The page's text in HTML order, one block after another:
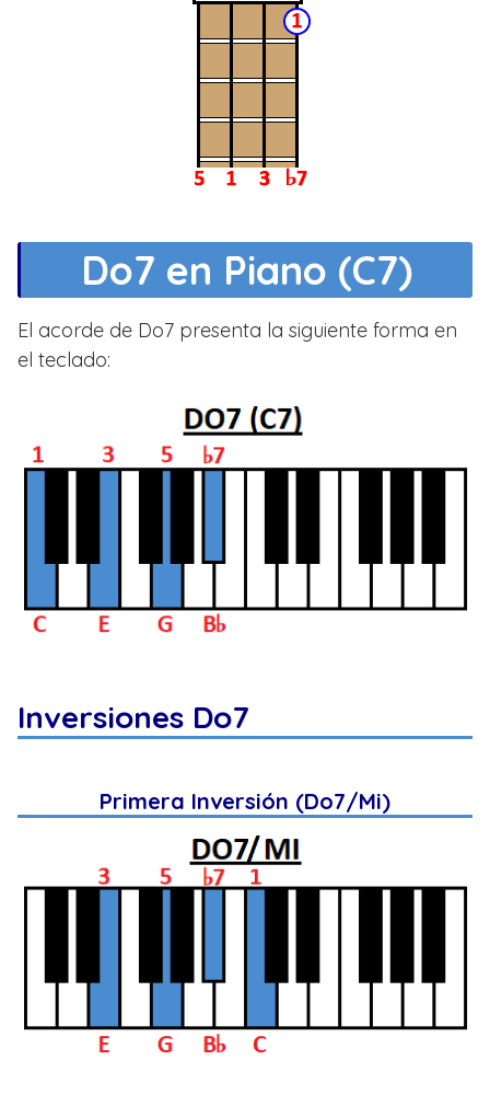
Do7 en Piano (C7)
El acorde de Do7 presenta la siguiente forma en
el teclado:
Inversiones Do7
Primera Inversión (Do7/Mi)